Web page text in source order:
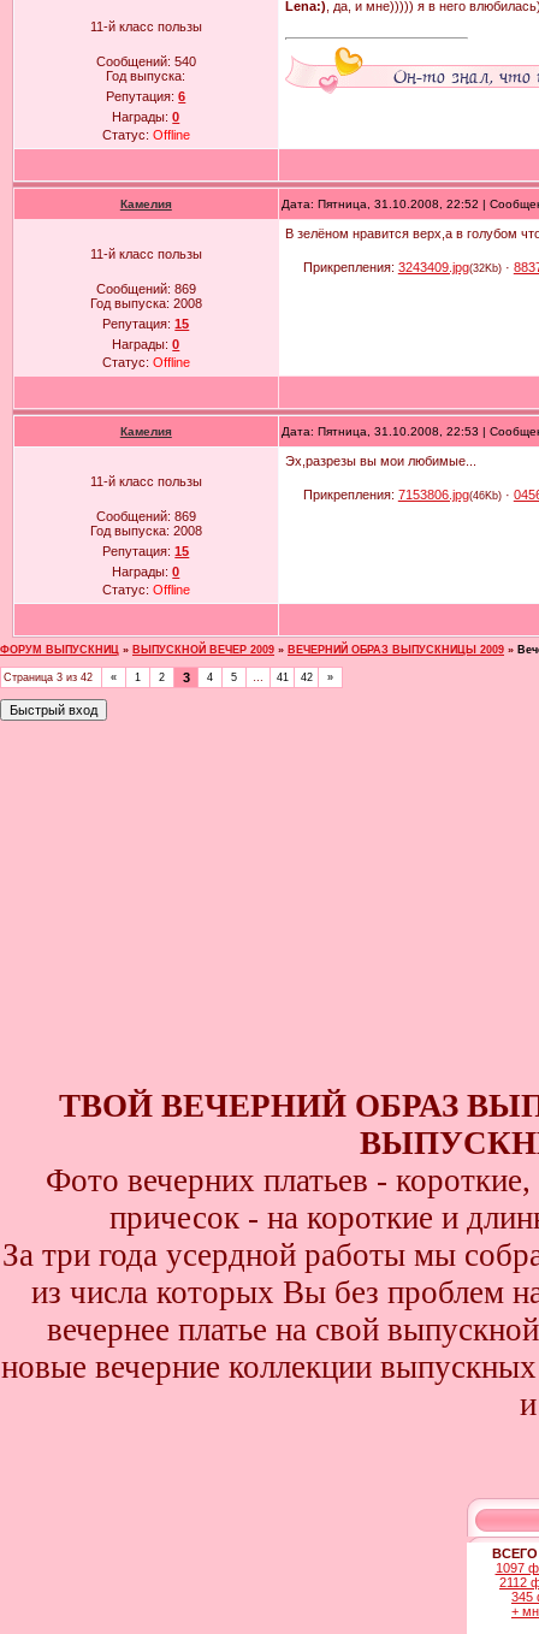
11-й класс пользы
Сообщений: 540
Год выпуска:
Репутация:6
Награды:0
Статус: Offline
Lena:), да, и мне))))) я в него
Камелия Дата: Пятница, 31.10.2008, 22:52 |
11-й класс пользы
Сообщений: 869
Год выпуска: 2008
Репутация:15
Награды:0
Статус: Offline
В зелёном нравится верх,а в голубом
Прикрепления: 3243409.jpg(32Kb)·
Камелия Дата: Пятница, 31.10.2008, 22:53 |
11-й класс пользы
Сообщений: 869
Год выпуска: 2008
Репутация:15
Награды:0
Статус: Offline
Эх,разрезы вы мои любимые...
Прикрепления: 7153806.jpg(46Kb)·
ФОРУМ ВЫПУСКНИЦ » ВЫПУСКНОЙ ВЕЧЕР 2009 » ВЕЧЕРНИЙ ОБРАЗ ВЫПУСКНИЦЫ 2009 »
Страница 3 из 42 « 1 2 3 4 5 … 41 42 »
ТВОЙ ВЕЧЕРНИЙ ОБРАЗ
Фото вечерних платьев -
причесок - на короткие и
За три года усердной работы мы
из числа которых Вы без проблем
вечернее платье на свой
новые вечерние коллекции
1097
2112
345
+